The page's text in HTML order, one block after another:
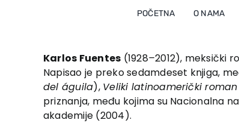
POČETNA O NAMA
Karlos Fuentes (1928–2012), meksički
Napisao je preko sedamdeset knjiga,
del águila), Veliki latinoamerički roman
priznanja, među kojima su Nacionalna
akademije (2004).